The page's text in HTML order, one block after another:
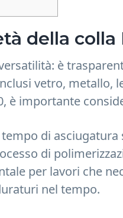
della colla
è
vetro, metallo,
è importante
di
di
per lavori che
nel tempo.